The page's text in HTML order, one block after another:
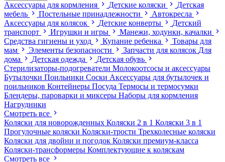
Аксессуары для кормления Детские коляски
Детская
мебель
Постельные принадлежности
Автокресла
Аксессуары для колясок
Детские конверты
Детский
транспорт
Игрушки и игры
Манежи, ходунки, качалки
Средства гигиены и уход
Купание ребенка
Товары для
мам
Элементы безопасности Запчасти для колясок Для
дома
Детская одежда
Детская обувь
Стерилизаторы-подогреватели Молокоотсосы и аксессуары
Бутылочки Поильники Соски Аксессуары для бутылочек и
поильников Контейнеры Посуда Термосы и термосумки
Блендеры, пароварки и миксеры Наборы для кормления
Нагрудники
Смотреть все
Коляски для новорожденных Коляски 2 в 1 Коляски 3 в 1
Прогулочные коляски Коляски-трости Трехколесные коляски
Коляски для двойни и погодок Коляски премиум-класса
Коляски-трансформеры Комплектующие к коляскам
Смотреть все